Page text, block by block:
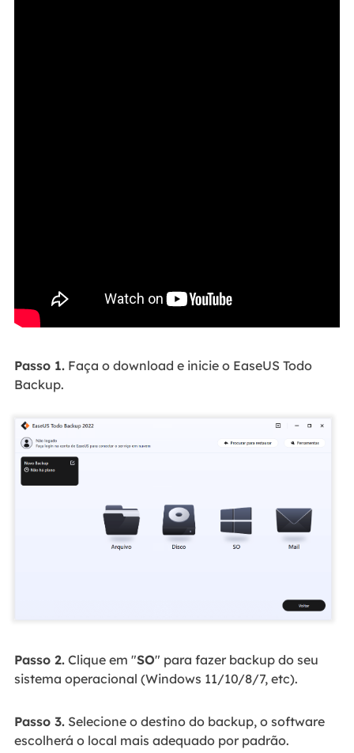
Passo 1.Faça o download e inicie o EaseUS Todo
Backup.
Passo 2.Clique em "SO" para fazer backup do seu
sistema operacional (Windows 11/10/8/7, etc).
Passo 3.Selecione o destino do backup, o software
escolherá o local mais adequado por padrão.